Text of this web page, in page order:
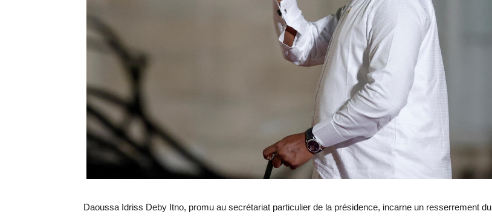
Daoussa Idriss Deby Itno, promu au secrétariat particulier de la présidence, incarne un resserrement du